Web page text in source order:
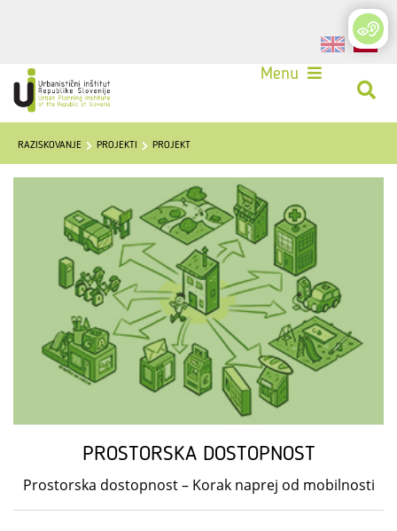
Login
Menu
RAZISKOVANJE PROJEKTI PROJEKT
PROSTORSKA DOSTOPNOST
Prostorska dostopnost – Korak naprej od mobilnosti